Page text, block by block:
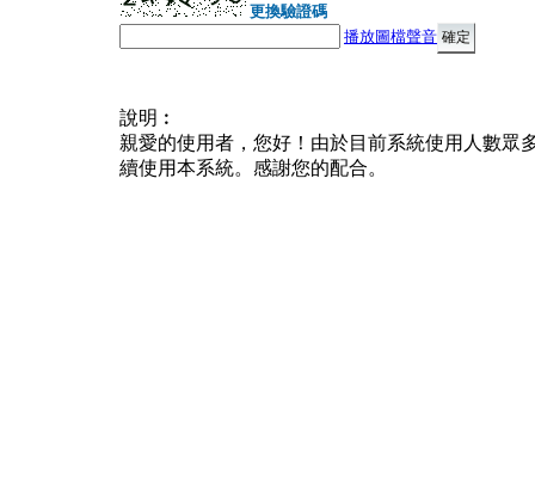
更換驗證碼
播放圖檔聲音
說明︰
親愛的使用者，您好！由於目前系統使用人數眾
續使用本系統。感謝您的配合。